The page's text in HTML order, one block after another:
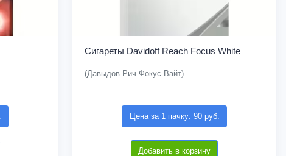
Сигареты Davidoff Reach Focus White
(Давыдов Рич Фокус Вайт)
Цена за 1 пачку: 90 руб.
Добавить в корзину